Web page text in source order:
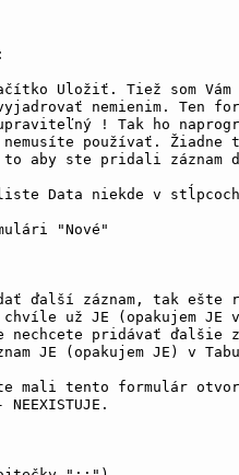
Uložiť. Tiež som
nemienim. Ten
upraviteľný ! Tak ho
nemusíte používať.
to aby ste pridali záznam
Data niekde v stĺpcoch
"Nové"
ďalší záznam, tak ešte
už JE (opakujem JE
nechcete pridávať ďalšie
JE (opakujem JE) v
mali tento formulár